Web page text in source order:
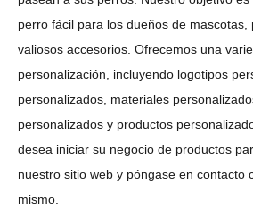
perro fácil para los dueños de mascotas,
valiosos accesorios. Ofrecemos una
personalización, incluyendo logotipos
personalizados, materiales
personalizados y productos
desea iniciar su negocio de productos
nuestro sitio web y póngase en contacto
mismo.